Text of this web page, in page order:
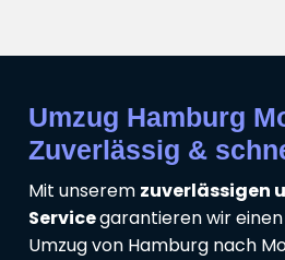
Umzug Hamburg
Zuverlässig &
Mit unserem zuverlässigen
Servicegarantieren wir
Umzug von Hamburg nach